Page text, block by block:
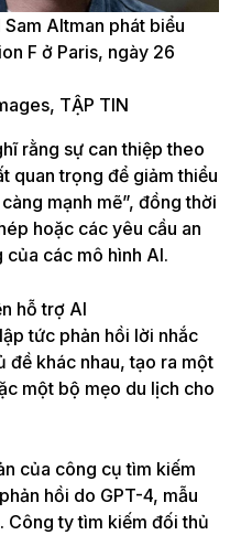
Altman phát biểu
F ở Paris, ngày 26
TẬP TIN
rằng sự can thiệp theo
quan trọng để giảm thiểu
mạnh mẽ”, đồng thời
hoặc các yêu cầu an
các mô hình AI.
hỗ trợ AI
tức phản hồi lời nhắc
đề khác nhau, tạo ra một
một bộ mẹo du lịch cho
của công cụ tìm kiếm
hồi do GPT-4, mẫu
Công ty tìm kiếm đối thủ